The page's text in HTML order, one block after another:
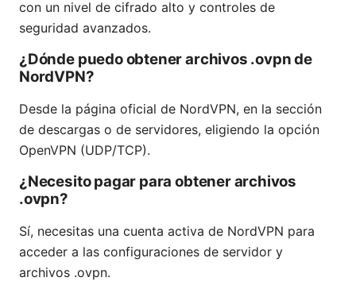
con un nivel de cifrado alto y controles de
seguridad avanzados.
¿Dónde puedo obtener archivos .ovpn de
NordVPN?
Desde la página oficial de NordVPN, en la sección
de descargas o de servidores, eligiendo la opción
OpenVPN (UDP/TCP).
¿Necesito pagar para obtener archivos
.ovpn?
Sí, necesitas una cuenta activa de NordVPN para
acceder a las configuraciones de servidor y
archivos .ovpn.